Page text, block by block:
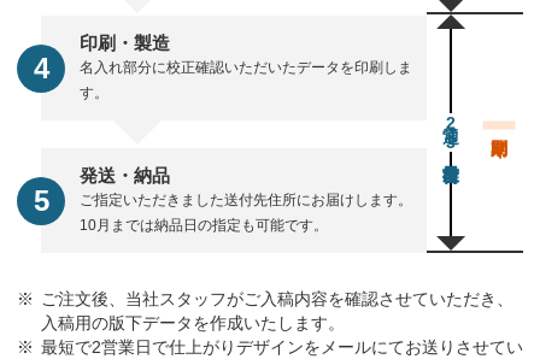
印刷・製造
名入れ部分に校正確認いただいたデータを印刷しま
す。
発送・納品
ご指定いただきました送付先住所にお届けします。
10月までは納品日の指定も可能です。
通常23営業日後出荷
ご注文後、当社スタッフがご入稿内容を確認させていただき、
入稿用の版下データを作成いたします。
最短で2営業日で仕上がりデザインをメールにてお送りさせてい